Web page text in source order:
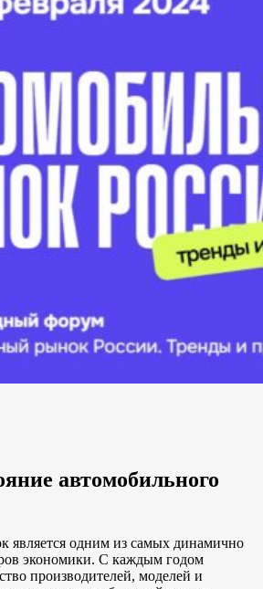
автомобильного
является одним из самых динамично
экономики. С каждым годом
производителей, моделей и